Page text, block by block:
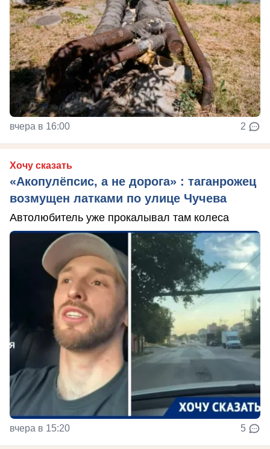
вчера в 16:00 2
Хочу сказать
«Акопулёпсис, а не дорога» : таганрожец
возмущен латками по улице Чучева
Автолюбитель уже прокалывал там колеса
вчера в 15:20 5